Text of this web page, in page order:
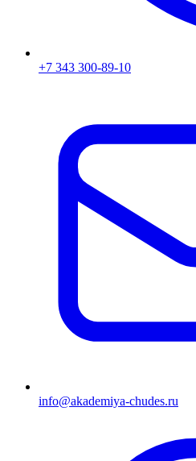
+7 343 300-89-10
info@akademiya-chudes.ru